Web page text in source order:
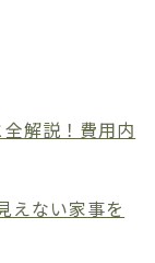
解説！費用内
えない家事を